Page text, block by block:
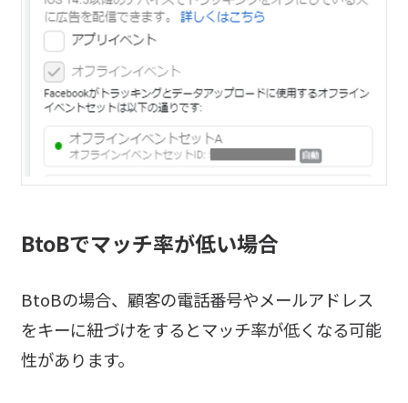
BtoBでマッチ率が低い場合
BtoBの場合、顧客の電話番号やメールアドレス
をキーに紐づけをするとマッチ率が低くなる可能
性があります。